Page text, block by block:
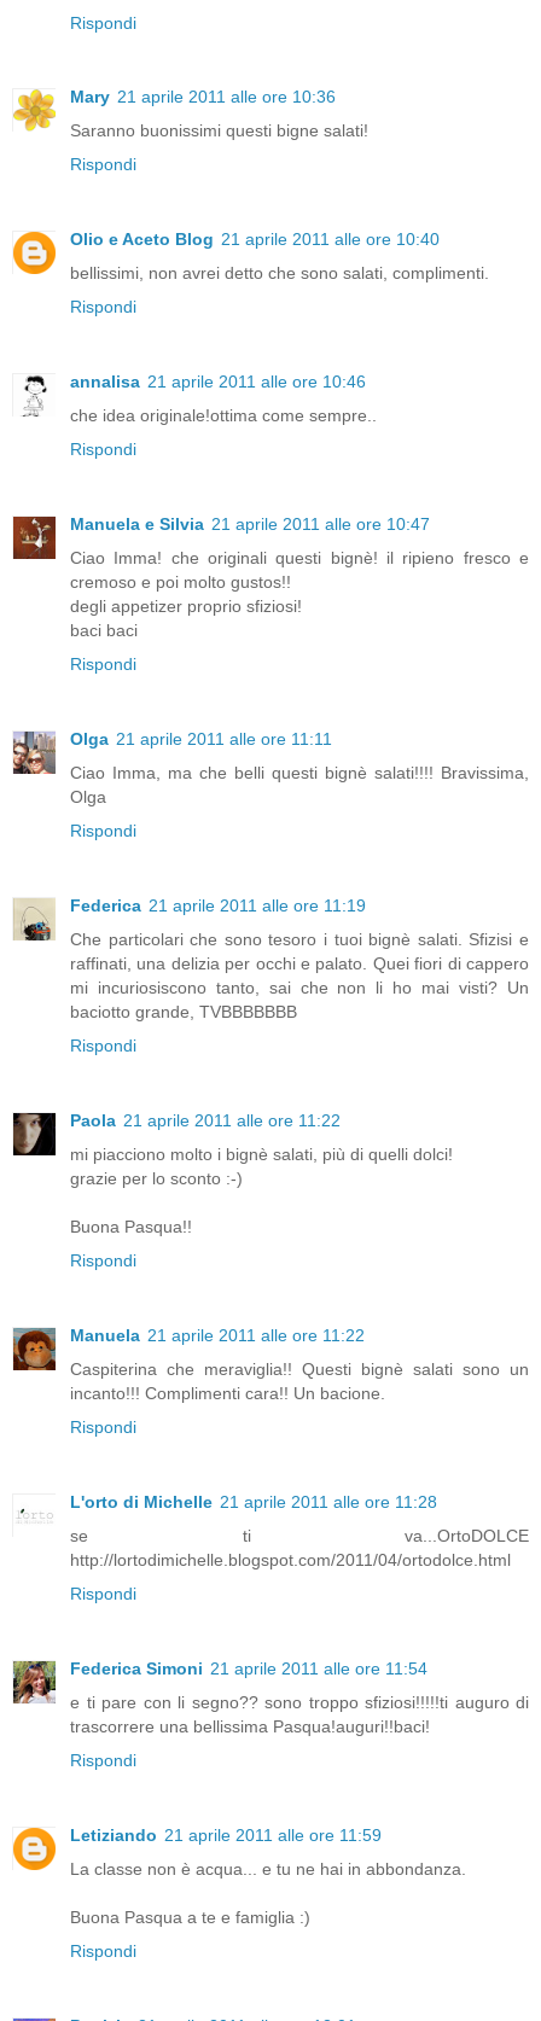
Rispondi
Mary 21 aprile 2011 alle ore 10:36
Saranno buonissimi questi bigne salati!
Rispondi
Olio e Aceto Blog 21 aprile 2011 alle ore 10:40
bellissimi, non avrei detto che sono salati, complimenti.
Rispondi
annalisa 21 aprile 2011 alle ore 10:46
che idea originale!ottima come sempre..
Rispondi
Manuela e Silvia 21 aprile 2011 alle ore 10:47
Ciao Imma! che originali questi bignè! il ripieno fresco e
cremoso e poi molto gustos!!
degli appetizer proprio sfiziosi!
baci baci
Rispondi
Olga 21 aprile 2011 alle ore 11:11
Ciao Imma, ma che belli questi bignè salati!!!! Bravissima,
Olga
Rispondi
Federica 21 aprile 2011 alle ore 11:19
Che particolari che sono tesoro i tuoi bignè salati. Sfizisi e
raffinati, una delizia per occhi e palato. Quei fiori di cappero
mi incuriosiscono tanto, sai che non li ho mai visti? Un
baciotto grande, TVBBBBBBB
Rispondi
Paola 21 aprile 2011 alle ore 11:22
mi piacciono molto i bignè salati, più di quelli dolci!
grazie per lo sconto :-)
Buona Pasqua!!
Rispondi
Manuela 21 aprile 2011 alle ore 11:22
Caspiterina che meraviglia!! Questi bignè salati sono un
incanto!!! Complimenti cara!! Un bacione.
Rispondi
L'orto di Michelle 21 aprile 2011 alle ore 11:28
se ti va...OrtoDOLCE
http://lortodimichelle.blogspot.com/2011/04/ortodolce.html
Rispondi
Federica Simoni 21 aprile 2011 alle ore 11:54
e ti pare con li segno?? sono troppo sfiziosi!!!!!ti auguro di
trascorrere una bellissima Pasqua!auguri!!baci!
Rispondi
Letiziando 21 aprile 2011 alle ore 11:59
La classe non è acqua... e tu ne hai in abbondanza.
Buona Pasqua a te e famiglia :)
Rispondi